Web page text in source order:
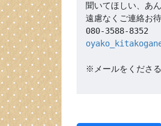
聞いてほしい、あ
遠慮なくご連絡お
※メールをくださ